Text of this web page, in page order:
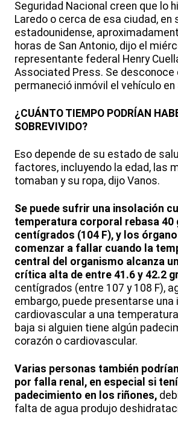
Seguridad Nacional creen que lo
Laredo o cerca de esa ciudad, en
estadounidense,
horas de San Antonio, dijo el
representante federal Henry
Associated Press. Se
permaneció inmóvil el vehículo en
¿CUÁNTO TIEMPO PODRÍAN
SOBREVIVIDO?
Eso depende de su estado de
factores, incluyendo la edad, las
tomaban y su ropa, dijo Vanos.
Se puede sufrir una insolación
temperatura corporal rebasa 40
centígrados (104 F), y los
comenzar a fallar cuando la
central del organismo alcanza
crítica alta de entre 41.6 y 42.2
centígrados (entre 107 y 108 F),
embargo, puede presentarse una
cardiovascular a una
baja si alguien tiene algún
corazón o cardiovascular.
Varias personas también
por falla renal, en especial si
padecimiento en los riñones,
falta de agua produjo